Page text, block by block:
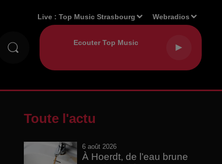
Live :Top Music Strasbourg Webradios
Toute l'actu
6 août 2026
À Hoerdt, de l’eau brune